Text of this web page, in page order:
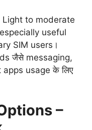
Light to moderate
useful
SIM users।
जैसे messaging,
usage के लिए
–